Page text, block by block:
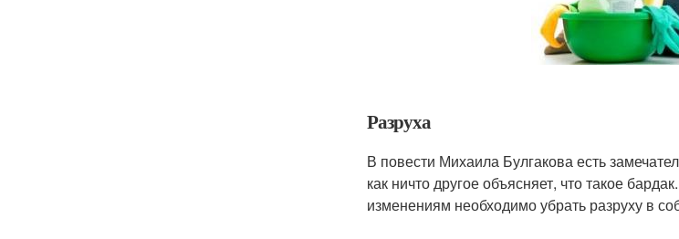
Разруха
В повести Михаила Булгакова есть
как ничто другое объясняет, что такое
изменениям необходимо убрать разруху в